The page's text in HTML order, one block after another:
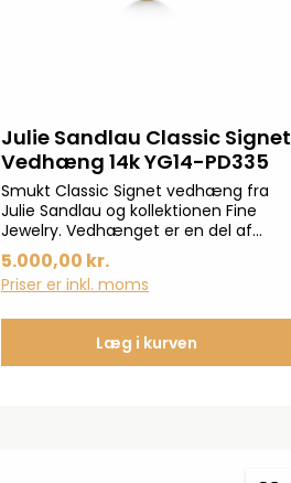
Julie Sandlau Classic Signet
Vedhæng 14k YG14-PD335
Smukt Classic Signet vedhæng fra
Julie Sandlau og kollektionen Fine
Jewelry. Vedhænget er en del af
Classic Signet-kollektionen.
Vedhænget ses i 14 kt. genanvendt
guld.Længde: 18 mmBredde: 12 mm
5.000,00 kr.
Priser er inkl. moms
Læg i kurven